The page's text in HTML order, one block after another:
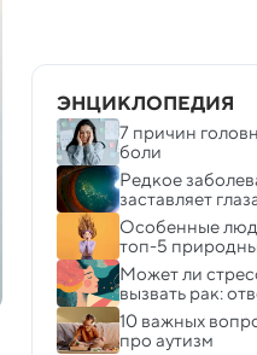
ЭНЦИКЛОПЕДИЯ
7 причин
боли
Редкое
заставляет
сверкать, как
новогодняя
Особенные
топ-5
феноменов
Может ли
вызвать рак:
онколога
10 важных
про аутизм